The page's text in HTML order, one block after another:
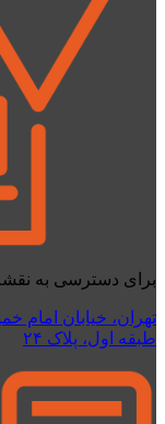
برای دسترسی به
تهران، خیابان امام
طبقه اول، پلاک ۲۴